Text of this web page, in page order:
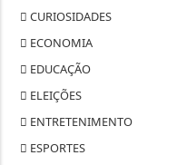
CURIOSIDADES
ECONOMIA
EDUCAÇÃO
ELEIÇÕES
ENTRETENIMENTO
ESPORTES